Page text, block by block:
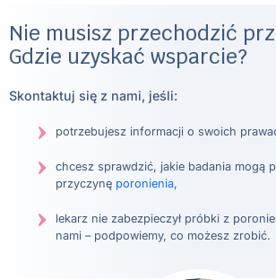
Nie musisz przechodzić
Gdzie uzyskać wsparcie?
Skontaktuj się z nami, jeśli:
potrzebujesz informacji o swoich
chcesz sprawdzić, jakie badania mogą
przyczynę poronienia,
lekarz nie zabezpieczył próbki z
nami – podpowiemy, co możesz zrobić.